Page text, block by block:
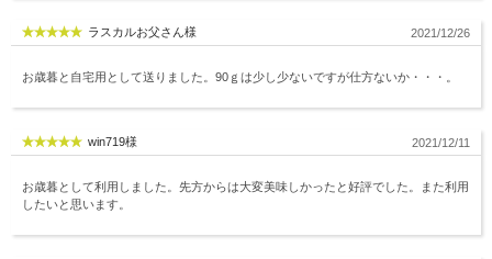
ラスカルお父さん様 2021/12/26
お歳暮と自宅用として送りました。90ｇは少し少ないですが仕方ないか・・・。
win719様 2021/12/11
お歳暮として利用しました。先方からは大変美味しかったと好評でした。また利用
したいと思います。